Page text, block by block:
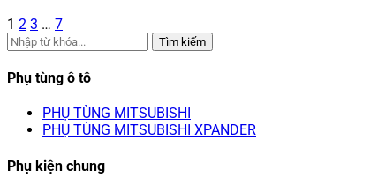
1 2 3 … 7
Tìm kiếm
Phụ tùng ô tô
PHỤ TÙNG MITSUBISHI
PHỤ TÙNG MITSUBISHI XPANDER
Phụ kiện chung